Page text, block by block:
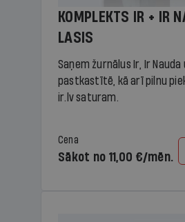
KOMPLEKTS IR + IR
LASIS
Saņem žurnālus Ir, Ir Nauda
pastkastītē, kā arī pilnu
ir.lv saturam.
Cena
Sākot no 11,00 €/mēn.